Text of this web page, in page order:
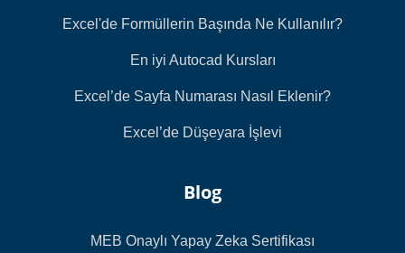
Excel'de Formüllerin Başında Ne Kullanılır?
En iyi Autocad Kursları
Excel’de Sayfa Numarası Nasıl Eklenir?
Excel’de Düşeyara İşlevi
Blog
MEB Onaylı Yapay Zeka Sertifikası